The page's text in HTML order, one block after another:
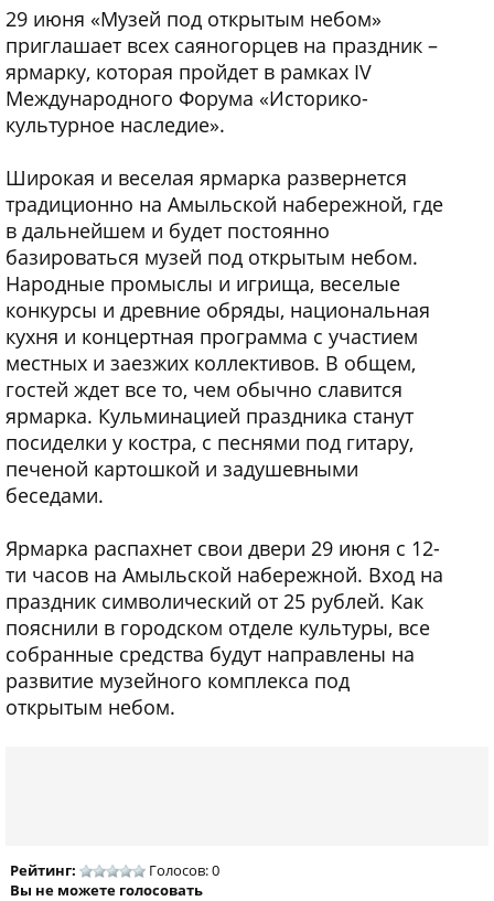
29 июня «Музей под открытым небом»
приглашает всех саяногорцев на праздник –
ярмарку, которая пройдет в рамках IV
Международного Форума «Историко-
культурное наследие».
Широкая и веселая ярмарка развернется
традиционно на Амыльской набережной, где
в дальнейшем и будет постоянно
базироваться музей под открытым небом.
Народные промыслы и игрища, веселые
конкурсы и древние обряды, национальная
кухня и концертная программа с участием
местных и заезжих коллективов. В общем,
гостей ждет все то, чем обычно славится
ярмарка. Кульминацией праздника станут
посиделки у костра, с песнями под гитару,
печеной картошкой и задушевными
беседами.
Ярмарка распахнет свои двери 29 июня с 12-
ти часов на Амыльской набережной. Вход на
праздник символический от 25 рублей. Как
пояснили в городском отделе культуры, все
собранные средства будут направлены на
развитие музейного комплекса под
открытым небом.
Рейтинг:
Голосов: 0
Вы не можете голосовать